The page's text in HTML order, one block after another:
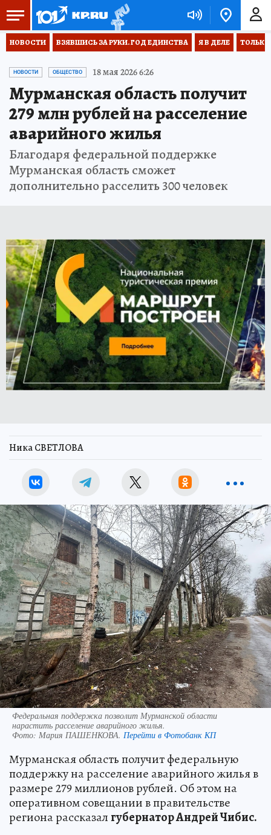
НОВОСТИ ВЗЯВШИСЬ ЗА РУКИ. ГОД ЕДИНСТВА Я В ДЕЛЕ ТОЛЬКО
НОВОСТИ ОБЩЕСТВО 18 мая 2026 6:26
Мурманская область получит
279 млн рублей на расселение
аварийного жилья
Благодаря федеральной поддержке
Мурманская область сможет
дополнительно расселить 300 человек
Ника СВЕТЛОВА
Федеральная поддержка позволит Мурманской области
нарастить расселение аварийного жилья.
Фото: Мария ПАШЕНКОВА. Перейти в Фотобанк КП
Мурманская область получит федеральную
поддержку на расселение аварийного жилья в
размере 279 миллионов рублей. Об этом на
оперативном совещании в правительстве
региона рассказалгубернатор Андрей Чибис.